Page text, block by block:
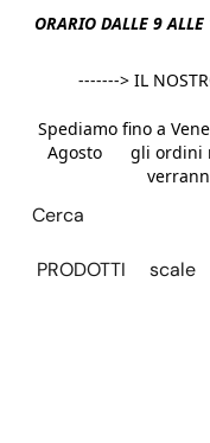
ORARIO DALLE 9
-------> IL
Spediamo fino a
Agosto gli ordini
PRODOTTI scale